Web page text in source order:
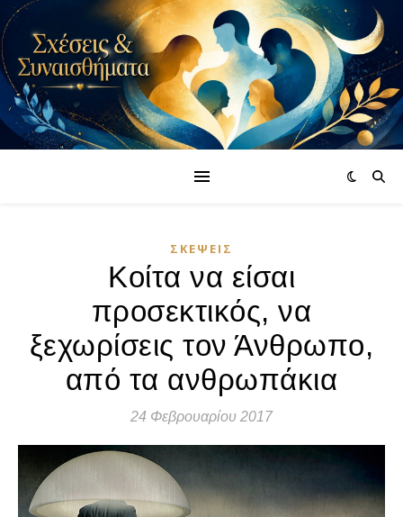
ΣΚΈΨΕΙΣ
Κοίτα να είσαι
προσεκτικός, να
ξεχωρίσεις τον Άνθρωπο,
από τα ανθρωπάκια
24 Φεβρουαρίου 2017